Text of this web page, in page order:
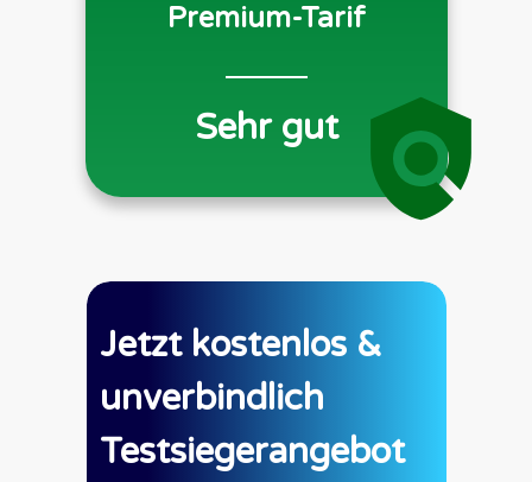
Premium-Tarif
Sehr gut
Jetzt kostenlos &
unverbindlich
Testsiegerangebot